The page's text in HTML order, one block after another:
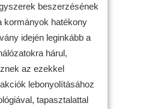
beszerzésének
kormányok hatékony
idején leginkább a
hárul,
az ezekkel
lebonyolításához
tapasztalattal